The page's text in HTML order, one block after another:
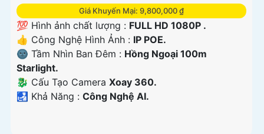
Giá Khuyến Mại: 9,800,000 ₫
💯 Hình ảnh chất lượng : FULL HD 1080P .
👍 Công Nghệ Hình Ảnh : IP POE.
🌚 Tầm Nhìn Ban Đêm : Hồng Ngoại 100m
Starlight.
🐉️ Cấu Tạo Camera Xoay 360.
️🛃 Khả Năng : Công Nghệ AI.